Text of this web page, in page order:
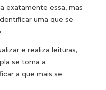
exatamente essa, mas
uma que se
e realiza leituras,
se torna a
a que mais se